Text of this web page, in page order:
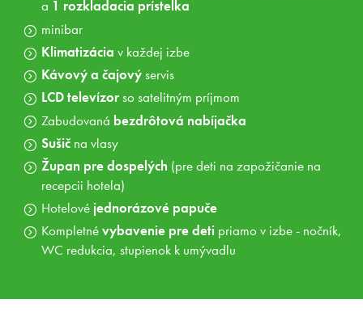
Zábava pre deti v cene balíka
(30 min.) alebo
(k dispozícii v mesiacoch apríl - november)
a 1 rozkladacia prístelka
minibar
Klimatizácia v každej izbe
Kávový a čajovýservis
LCD televízorso satelitným príjmom
Zabudovaná bezdrôtová nabíjačka
Sušič na vlasy
Župan pre dospelých (pre deti na zapožičanie na
recepcii hotela)
Hotelové jednorázové papuče
Kompletnévybavenie pre deti priamo v izbe - nočník,
WC redukcia, stupienok k umývadlu